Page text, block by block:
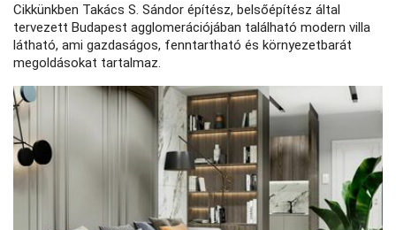
Cikkünkben Takács S. Sándor építész, belsőépítész által
tervezett Budapest agglomerációjában található modern villa
látható, ami gazdaságos, fenntartható és környezetbarát
megoldásokat tartalmaz.